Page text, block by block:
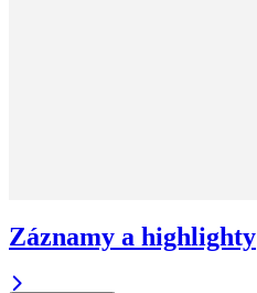
Záznamy a highlighty